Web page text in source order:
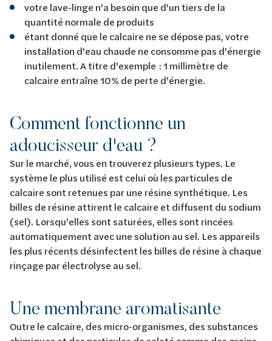
votre lave-linge n'a besoin que d'un tiers de la
quantité normale de produits
étant donné que le calcaire ne se dépose pas, votre
installation d'eau chaude ne consomme pas d'énergie
inutilement. A titre d'exemple : 1 millimètre de
calcaire entraîne 10% de perte d'énergie.
Comment fonctionne un
adoucisseur d'eau ?
Sur le marché, vous en trouverez plusieurs types. Le
système le plus utilisé est celui où les particules de
calcaire sont retenues par une résine synthétique. Les
billes de résine attirent le calcaire et diffusent du sodium
(sel). Lorsqu'elles sont saturées, elles sont rincées
automatiquement avec une solution au sel. Les appareils
les plus récents désinfectent les billes de résine à chaque
rinçage par électrolyse au sel.
Une membrane aromatisante
Outre le calcaire, des micro-organismes, des substances